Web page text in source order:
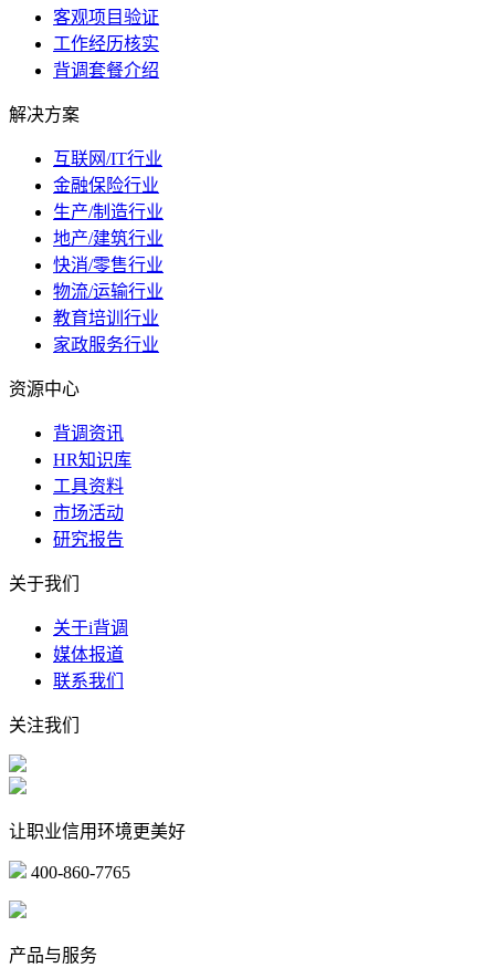
客观项目验证
工作经历核实
背调套餐介绍
解决方案
互联网/IT行业
金融保险行业
生产/制造行业
地产/建筑行业
快消/零售行业
物流/运输行业
教育培训行业
家政服务行业
资源中心
背调资讯
HR知识库
工具资料
市场活动
研究报告
关于我们
关于i背调
媒体报道
联系我们
关注我们
让职业信用环境更美好
400-860-7765
产品与服务